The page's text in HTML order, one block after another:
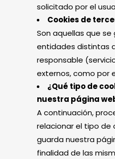
solicitado por el
Cookies de
Son aquellas que
entidades distintas
responsable
externos, como por
¿Qué tipo de
nuestra página
A continuación,
relacionar el tipo de
guarda nuestra
finalidad de las